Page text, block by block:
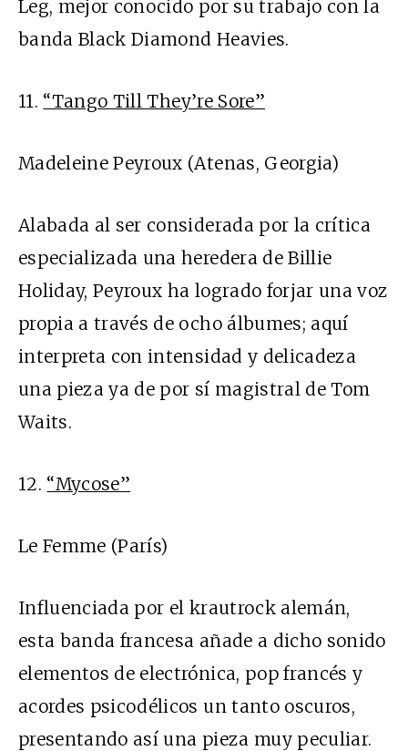
Leg, mejor conocido por su trabajo con la
banda Black Diamond Heavies.
11. “Tango Till They’re Sore”
Madeleine Peyroux (Atenas, Georgia)
Alabada al ser considerada por la crítica
especializada una heredera de Billie
Holiday, Peyroux ha logrado forjar una voz
propia a través de ocho álbumes; aquí
interpreta con intensidad y delicadeza
una pieza ya de por sí magistral de Tom
Waits.
12. “Mycose”
Le Femme (París)
Influenciada por el krautrock alemán,
esta banda francesa añade a dicho sonido
elementos de electrónica, pop francés y
acordes psicodélicos un tanto oscuros,
presentando así una pieza muy peculiar.